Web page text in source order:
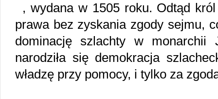
, wydana w 1505 roku. Odtąd
prawa bez zyskania zgody sejmu,
dominację szlachty w monarchii
narodziła się demokracja
władzę przy pomocy, i tylko za